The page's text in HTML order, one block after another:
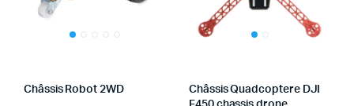
Châssis Robot 2WD
Châssis Quadcoptere DJI